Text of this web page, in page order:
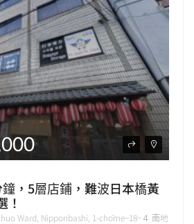
，5層店鋪，難波日本橋黃
！
Ward, Nipponbashi, 1-chōme−18−４ 南地